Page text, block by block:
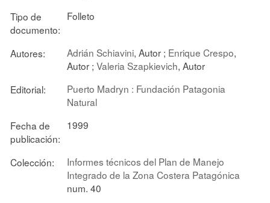
Tipo de
documento:
Folleto
Autores: Adrián Schiavini, Autor ; Enrique Crespo,
Autor ; Valeria Szapkievich, Autor
Editorial:
Puerto Madryn : Fundación Patagonia
Natural
Fecha de
publicación:
1999
Colección:
Informes técnicos del Plan de Manejo
Integrado de la Zona Costera Patagónica
num. 40